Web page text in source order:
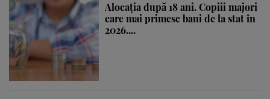
Alocația după 18 ani. Copiii majori
care mai primesc bani de la stat în
2026....